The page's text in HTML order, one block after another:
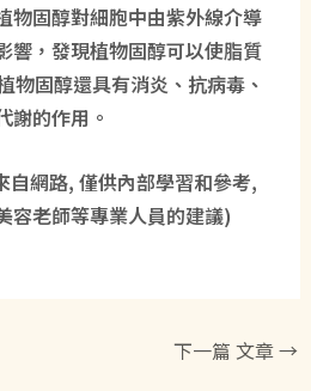
物固醇對細胞中由紫外線介導
響，發現植物固醇可以使脂質
物固醇還具有消炎、抗病毒、
謝的作用。
自網路, 僅供內部學習和參考,
容老師等專業人員的建議)
下一篇 文章→